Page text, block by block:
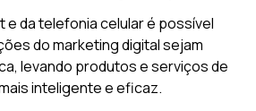
e da telefonia celular é possível
do marketing digital sejam
levando produtos e serviços de
inteligente e eficaz.